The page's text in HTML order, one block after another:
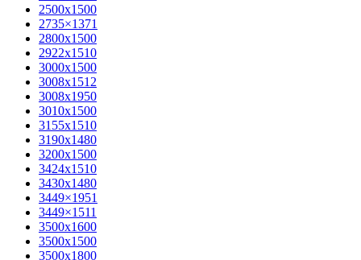
2500х1500
2735×1371
2800х1500
2922х1510
3000х1500
3008х1512
3008х1950
3010х1500
3155х1510
3190х1480
3200х1500
3424х1510
3430х1480
3449×1951
3449×1511
3500x1600
3500х1500
3500х1800